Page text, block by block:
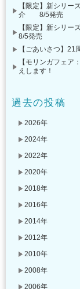
【限定】新シリー
介 8/5発売
【限定】新シリ
8/5発売
【ごあいさつ】21
【モリンガフェア
えします！
過去の投稿
2026年
2024年
2022年
2020年
2018年
2016年
2014年
2012年
2010年
2008年
2006年